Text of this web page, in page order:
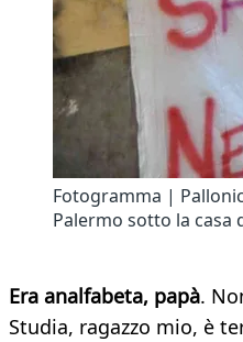
Fotogramma |
Palermo sotto la casa
Era analfabeta, papà.
Studia, ragazzo mio, è